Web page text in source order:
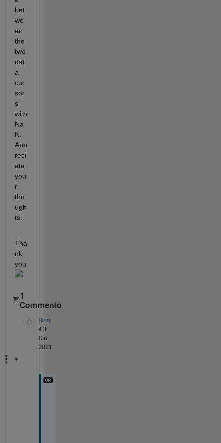
bet
we
en
the
two
dat
a
cur
sor
s
with
Na
N.
App
reci
ate
you
r
tho
ugh
ts.
Tha
nk
you
1
Commento
Binu
il 3
Giu
2021